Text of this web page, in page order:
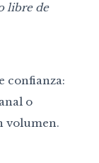
libre de
confianza:
o
volumen.